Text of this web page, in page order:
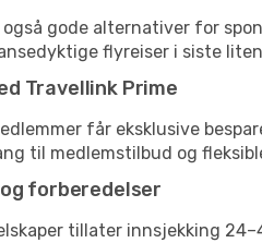
også gode alternativer for
flyreiser i siste
Travellink Prime
får eksklusive
til medlemstilbud og
forberedelser
tillater innsjekking